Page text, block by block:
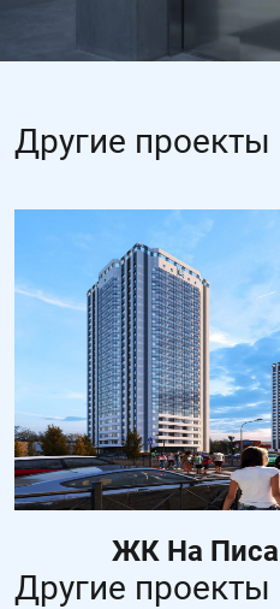
Другие проекты
ЖК На
Другие проекты